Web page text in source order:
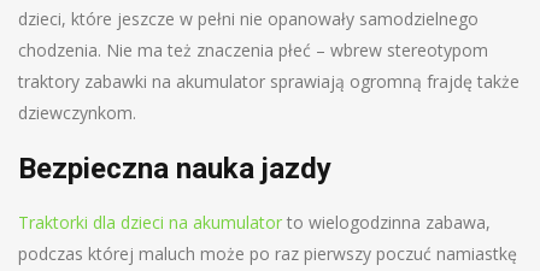
dzieci, które jeszcze w pełni nie opanowały samodzielnego
chodzenia. Nie ma też znaczenia płeć – wbrew stereotypom
traktory zabawki na akumulator sprawiają ogromną frajdę także
dziewczynkom.
Bezpieczna nauka jazdy
Traktorki dla dzieci na akumulator to wielogodzinna zabawa,
podczas której maluch może po raz pierwszy poczuć namiastkę